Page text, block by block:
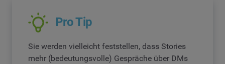
Pro Tip
Sie werden vielleicht feststellen, dass Stories
mehr (bedeutungsvolle) Gespräche über DMs